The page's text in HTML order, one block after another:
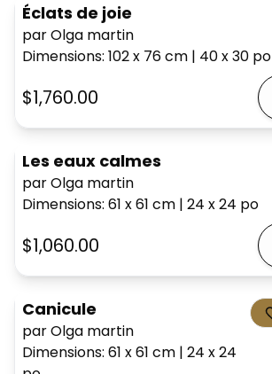
Éclats de joie
par Olga martin
Dimensions: 102 x 76cm | 40 x 30 po
$1,760.00
Les eaux calmes
par Olga martin
Dimensions: 61 x 61 cm | 24 x 24 po
$1,060.00
Canicule
par Olga martin
Dimensions: 61 x 61 cm | 24 x 24